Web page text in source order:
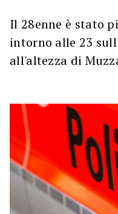
Il 28enne è stato
intorno alle 23
all'altezza di